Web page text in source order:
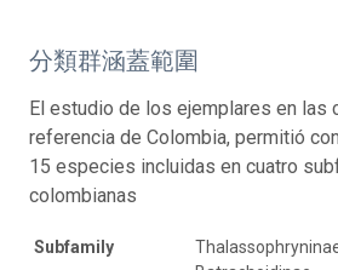
分類群涵蓋範圍
El estudio de los ejemplares en las
referencia de Colombia, permitió
15 especies incluidas en cuatro
colombianas
Subfamily